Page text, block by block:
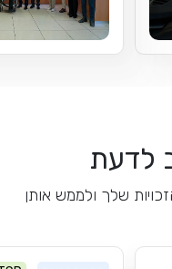
לדעת
שלך ולממש אותן